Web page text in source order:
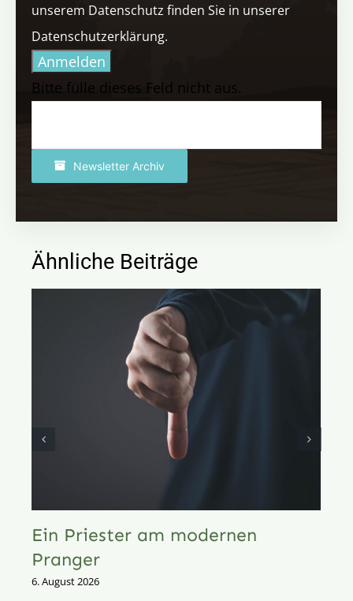
unserem Datenschutz finden Sie in unserer
Datenschutzerklärung.
Anmelden
Bitte fülle dieses Feld nicht aus.
Newsletter Archiv
Ähnliche Beiträge
Ein Priester am modernen
Pranger
6. August 2026